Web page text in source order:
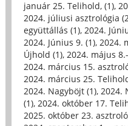
január 25. Telihold, (1),
2024. júliusi asztrológia
együttállás (1), 2024.
2024. Június 9. (1), 2024.
Újhold (1), 2024. május
2024. március 15.
2024. március 25.
2024. Nagyböjt (1), 2024.
(1), 2024. október 17.
2025. október 23.